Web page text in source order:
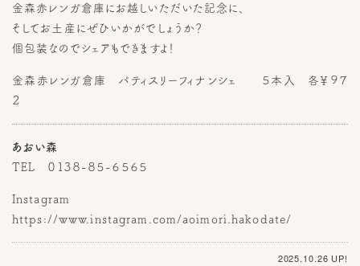
金森赤レンガ倉庫にお越しいただいた記念に、
そしてお土産にぜひいかがでしょうか？
個包装なのでシェアもできますよ！
金森赤レンガ倉庫 パティスリーフィナンシェ ５本入 各￥９７
２
あおい森
TEL ０１３８-８５-６５６５
Instagram
https://www.instagram.com/aoimori.hakodate/
2025.10.26 UP!